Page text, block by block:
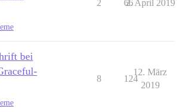
2 66
2. April 2019
bei
8 124
12. März
2019